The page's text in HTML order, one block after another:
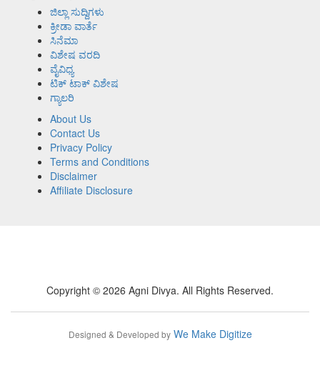
ಜಿಲ್ಲಾ ಸುದ್ದಿಗಳು
ಕ್ರೀಡಾ ವಾರ್ತೆ
ಸಿನೆಮಾ
ವಿಶೇಷ ವರದಿ
ವೈವಿಧ್ಯ
ಟಿಕ್ ಟಾಕ್ ವಿಶೇಷ
ಗ್ಯಾಲರಿ
About Us
Contact Us
Privacy Policy
Terms and Conditions
Disclaimer
Affiliate Disclosure
Copyright © 2026 Agni Divya. All Rights Reserved.
Designed & Developed byWe Make Digitize